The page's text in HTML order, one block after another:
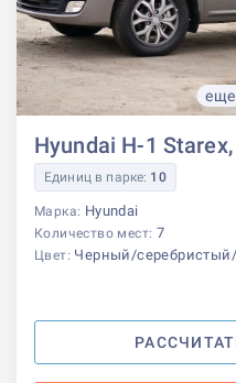
Hyundai H-1
Единиц в парке: 10
Марка: Hyundai
Количество мест: 7
Цвет: Черный/